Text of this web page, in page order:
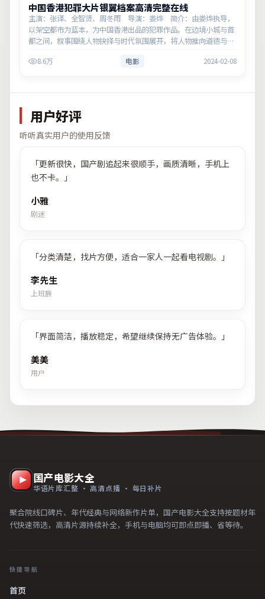
中国香港犯罪大片银翼档案高清完整在线
主演：张译、全智贤、周冬雨 导演：娄烨 简介：由娄烨执导，
以架空都市为蓝本，为中国香港出品的犯罪作品。在边境小城与首
都之间，叙事围绕人物抉择与时代氛围展开，将人物推向道德与法
义。8.6万 电影 2024-02-08
用户好评
听听真实用户的使用反馈
「更新很快，国产剧追起来很顺手，画质清晰，手机上
也不卡。
」
小雅
剧迷
「分类清楚，找片方便，适合一家人一起看电视剧。 」
李先生
上班族
「界面简洁，播放稳定，希望继续保持无广告体验。 」
美美
用户
国产电影大全
华语片库汇整 · 高清点播 · 每日补片
聚合院线口碑片、年代经典与网络新作片单，国产电影大全支持按题材年
代快速筛选，高清片源持续补全，手机与电脑均可即点即播、省等待。
快捷导航
首页